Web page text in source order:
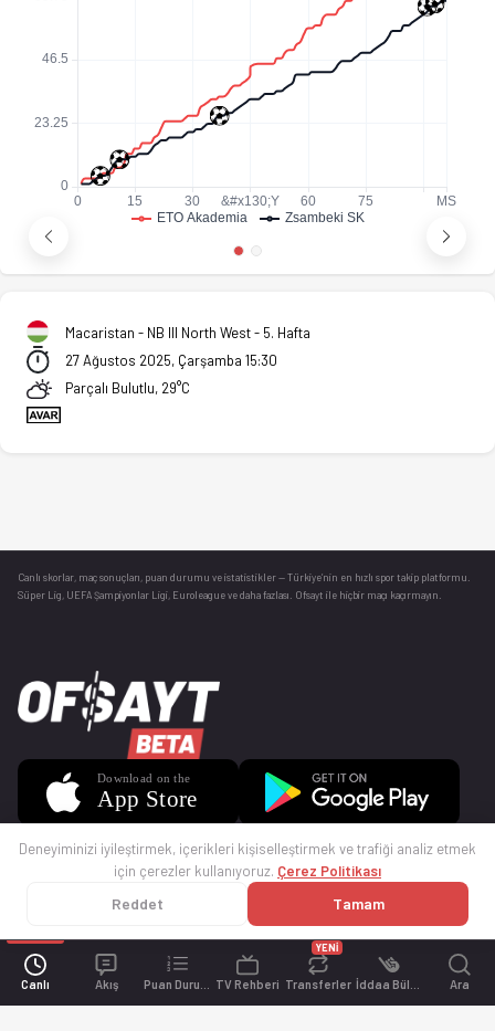
Canlı Akış TV Rehberi Transferler
YENİ
Ara
Macaristan - NB III North West - 5. Hafta
27 Ağustos 2025, Çarşamba 15:30
Parçalı Bulutlu, 29°C
Canlı skorlar , maç sonuçları, puan durumu ve istatistikler — Türkiye’nin en hızlı spor takip platformu.
Süper Lig, UEFA Şampiyonlar Ligi, Euroleague ve daha fazlası. Ofsayt ile hiçbir maçı kaçırmayın.
© 2025 Ofsayt
Deneyiminizi iyileştirmek, içerikleri kişiselleştirmek ve trafiği analiz etmek
için çerezler kullanıyoruz. Çerez Politikası
Reddet Tamam